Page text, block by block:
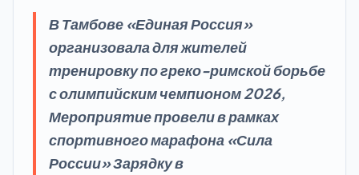
В Тамбове «Единая Россия»
организовала для жителей
тренировку по греко-римской борьбе
с олимпийским чемпионом 2026,
Мероприятие провели в рамках
спортивного марафона «Сила
России» Зарядку в